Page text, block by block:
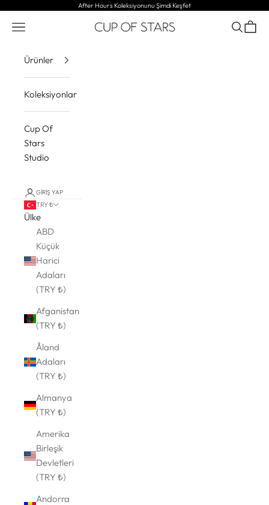
After Hours Koleksiyonunu Şimdi Keşfet
CUP OF STARS
Menü Ara Sepet
Ürünler
Koleksiyonlar
Cup Of
Stars
Studio
GIRIŞ YAP
TRY ₺
Ülke
ABD
Küçük
Harici
Adaları
(TRY ₺)
Afganistan
(TRY ₺)
Åland
Adaları
(TRY ₺)
Almanya
(TRY ₺)
Amerika
Birleşik
Devletleri
(TRY ₺)
Andorra